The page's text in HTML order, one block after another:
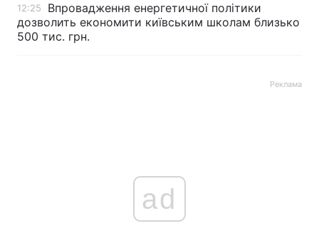
12:25
Впровадження енергетичної політики
дозволить економити київським школам близько
500 тис. грн.
Реклама
ad